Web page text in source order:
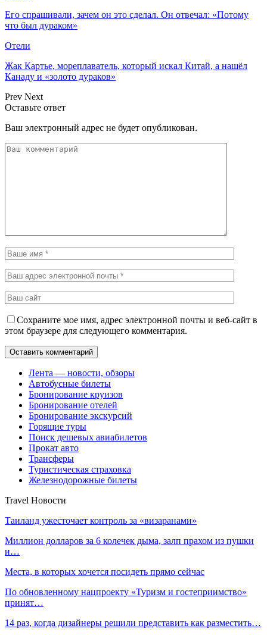
Его спрашивали, зачем он это сделал. Он отвечал: «Потому
что был дураком»
Отели
Жак Картье, мореплаватель, который искал Китай, а нашёл
Канаду и «золото дураков»
Prev Next
Оставьте ответ
Ваш электронный адрес не будет опубликован.
Сохраните мое имя, адрес электронной почты и веб-сайт в
этом браузере для следующего комментария.
Лента — новости, обзоры
Автобусные билеты
Бронирование круизов
Бронирование отелей
Бронирование экскурсий
Горящие туры
Поиск дешевых авиабилетов
Прокат авто
Трансферы
Туристическая страховка
Железнодорожные билеты
Travel Новости
Таиланд ужесточает контроль за «визаранами»
Миллион долларов за 6 колечек дыма, залп прахом из пушки
и…
Места, в которых хочется посидеть прямо сейчас
По обновленному нацпроекту «Туризм и гостеприимство»
принят…
14 раз, когда дизайнеры решили представить как разместить…